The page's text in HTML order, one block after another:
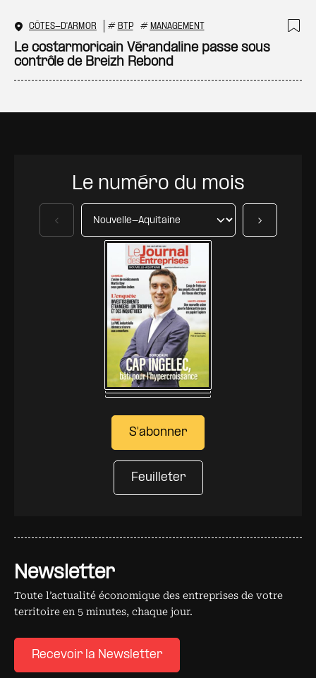
CÔTES-D'ARMOR # BTP # MANAGEMENT
Le costarmoricain Vérandaline passe sous
contrôle de Breizh Rebond
Newsletter
Toute l’actualité économique des entreprises de votre
territoire en 5 minutes, chaque jour.
Recevoir la Newsletter
Le numéro du mois
S'abonner
Feuilleter
Précédent Suivant